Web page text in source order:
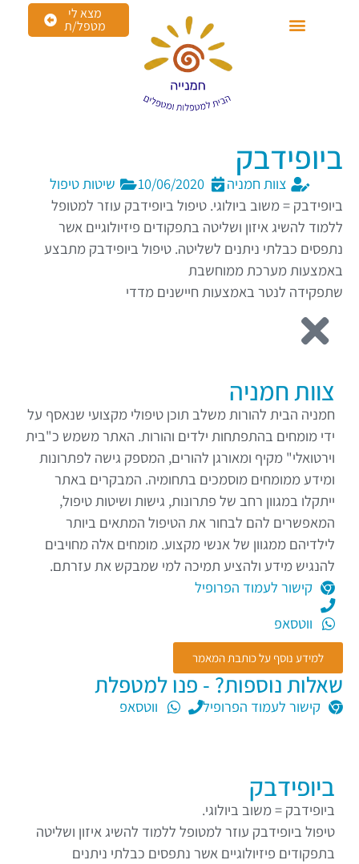
מצא לי
מטפל/ת
ביופידבק
צוות חמניה 10/06/2020
שיטות טיפול
ביופידבק = משוב ביולוגי. טיפול ביופידבק עוזר למטופל
ללמוד להשיג איזון ושליטה בתפקודים פיזיולוגיים אשר
נתפסים כבלתי ניתנים לשליטה. טיפול ביופידבק מתבצע
באמצעות מערכת ממוחשבת
שתפקידה לנטר באמצעות חיישנים מדדי
צוות חמניה
חמניה הבית להורות משלב תוכן טיפולי מקצועי שנאסף על
ידי מומחים בהתפתחות ילדים והורות. האתר משמש כ"בית
וירטואלי" מקיף ומאורגן להורים, המספק גישה לפתרונות
ומידע ממומחים מוסמכים בתחומיה. המבקרים באתר
ייתקלו במגוון רחב של פתרונות, גישות ושיטות טיפול,
המאפשרים להם לבחור את הטיפול המתאים ביותר
לילדיהם ממגוון של אנשי מקצוע. מומחים אלה מחויבים
להנגיש מידע ולהציע תמיכה למי שמבקש את עזרתם.
קישור לעמוד הפרופיל
ווטסאפ
למידע נוסף על כותבת המאמר
שאלות נוספות? - פנו למטפלת
קישור לעמוד הפרופיל ווטסאפ
ביופידבק
ביופידבק = משוב ביולוגי.
טיפול ביופידבק עוזר למטופל ללמוד להשיג איזון ושליטה
בתפקודים פיזיולוגיים אשר נתפסים כבלתי ניתנים